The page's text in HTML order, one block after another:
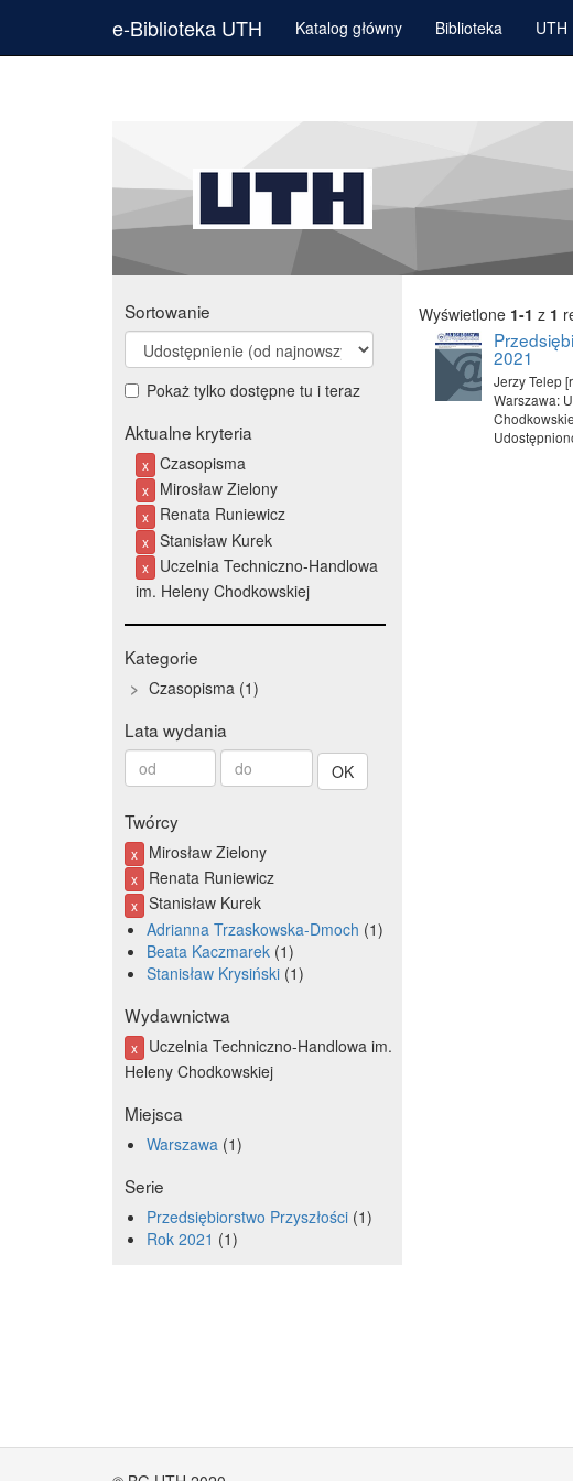
e-Biblioteka UTH Katalog główny Biblioteka UTH
Sortowanie
Pokaż tylko dostępne tu i teraz
Aktualne kryteria
x Czasopisma
x Mirosław Zielony
x Renata Runiewicz
x Stanisław Kurek
x
Uczelnia Techniczno-Handlowa
im. Heleny Chodkowskiej
Kategorie
Czasopisma 1
Lata wydania
Od
roku
Do
roku
Twórcy
x Mirosław Zielony
x Renata Runiewicz
x Stanisław Kurek
Adrianna Trzaskowska-Dmoch 1
Beata Kaczmarek 1
Stanisław Krysiński 1
Wydawnictwa
x
Uczelnia Techniczno-Handlowa im.
Heleny Chodkowskiej
Miejsca
Warszawa 1
Serie
Przedsiębiorstwo Przyszłości 1
Rok 2021
1
Wyświetlone 1-1 z 1
2021
Jerzy Telep
Warszawa: